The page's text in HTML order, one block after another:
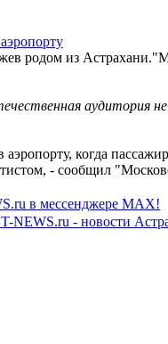
родом из
аудитория
когда
- сообщил
в мессенджере MAX!
NEWS.ru - новости